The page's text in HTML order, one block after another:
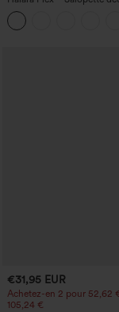
denim lavé à encolure en
€31,95 EUR
Achetez-en 2 pour 52,62
105,24 €